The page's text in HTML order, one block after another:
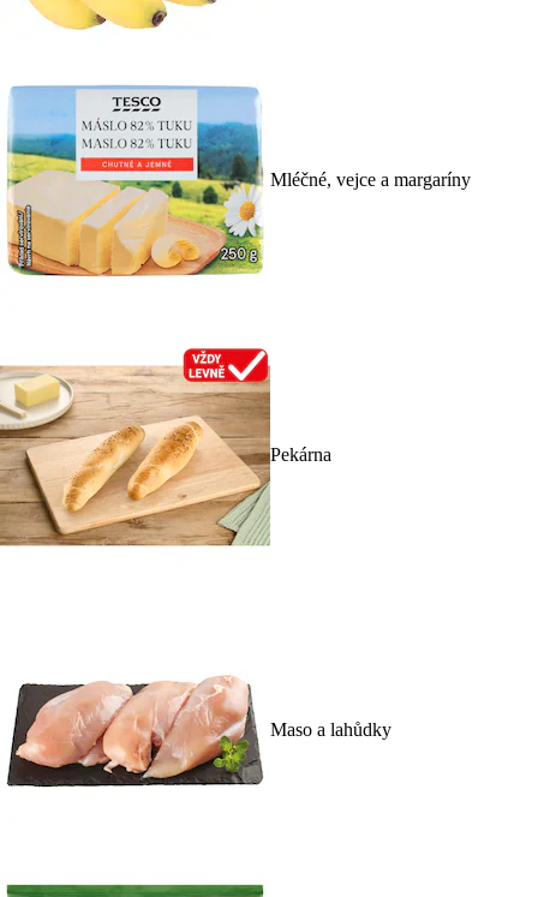
Mléčné, vejce a margaríny
Pekárna
Maso a lahůdky